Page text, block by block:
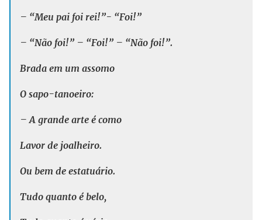
– “Meu pai foi rei!”- “Foi!”
– “Não foi!” – “Foi!” – “Não foi!”.
Brada em um assomo
O sapo-tanoeiro:
– A grande arte é como
Lavor de joalheiro.
Ou bem de estatuário.
Tudo quanto é belo,